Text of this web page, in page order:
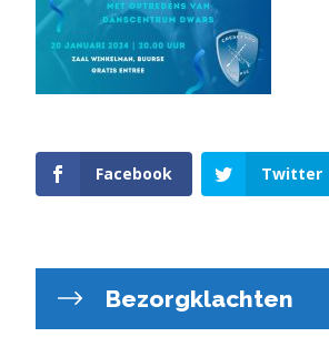
Facebook Twitter
Bezorgklachten